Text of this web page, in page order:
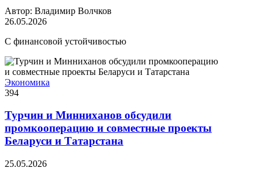
Автор: Владимир Волчков
26.05.2026
С финансовой устойчивостью
Экономика
394
Турчин и Минниханов обсудили
промкооперацию и совместные проекты
Беларуси и Татарстана
25.05.2026